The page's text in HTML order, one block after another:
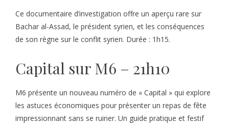
Ce documentaire d’investigation offre un aperçu rare sur
Bachar al-Assad, le président syrien, et les conséquences
de son règne sur le conflit syrien. Durée : 1h15.
Capital sur M6 – 21h10
M6 présente un nouveau numéro de « Capital » qui explore
les astuces économiques pour présenter un repas de fête
impressionnant sans se ruiner. Un guide pratique et festif